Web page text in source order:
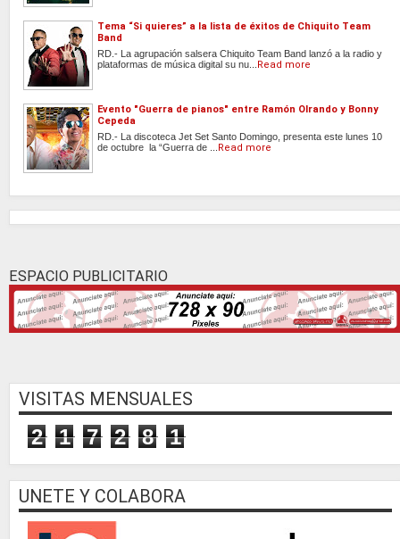
Tema “Si quieres” a la lista de éxitos de Chiquito Team
Band
RD.- La agrupación salsera Chiquito Team Band lanzó a la radio y
plataformas de música digital su nu... Read more
Evento "Guerra de pianos" entre Ramón Olrando y Bonny
Cepeda
RD.- La discoteca Jet Set Santo Domingo, presenta este lunes 10
de octubre la “Guerra de ... Read more
ESPACIO PUBLICITARIO
VISITAS MENSUALES
2 1 7 2 8 1
UNETE Y COLABORA